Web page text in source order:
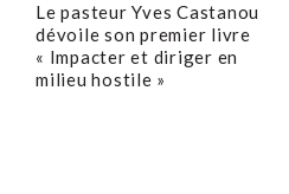
Le pasteur Yves Castanou
dévoile son premier livre
« Impacter et diriger en
milieu hostile »